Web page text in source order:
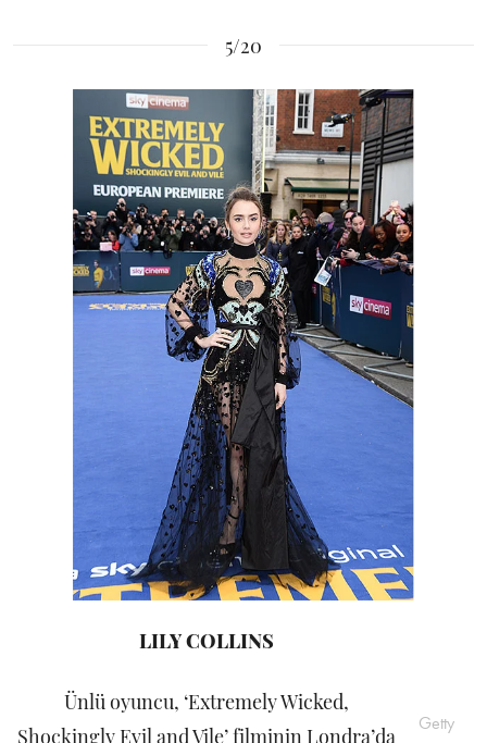
5/20
LILY COLLINS
Ünlü oyuncu, ‘Extremely Wicked,
Shockingly Evil and Vile’ filminin Londra’da
Getty